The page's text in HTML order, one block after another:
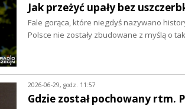
Jak przeżyć upały bez
Fale gorąca, które niegdyś nazywano
Polsce nie zostały zbudowane z myślą o
2026-06-29, godz. 11:57
Gdzie został pochowany rtm.